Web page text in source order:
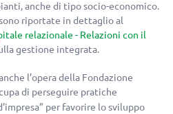
anche di tipo socio-economico.
riportate in dettaglio al
relazionale - Relazioni con il
gestione integrata.
l’opera della Fondazione
di perseguire pratiche
per favorire lo sviluppo